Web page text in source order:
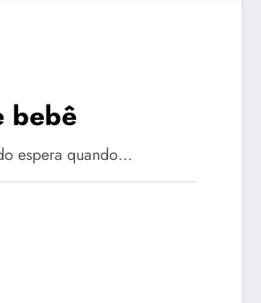
bebê
espera quando…